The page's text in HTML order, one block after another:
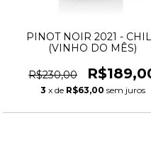
PINOT NOIR 2021 -
(VINHO DO MÊS)
R$230,00
3 x de R$63,00 sem juros